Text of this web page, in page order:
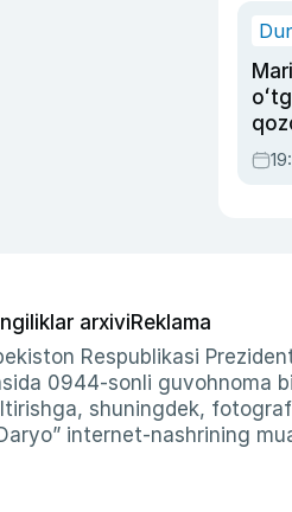
arxiviReklama
Respublikasi
0944-sonli guvohnoma
shuningdek,
internet-nashrining